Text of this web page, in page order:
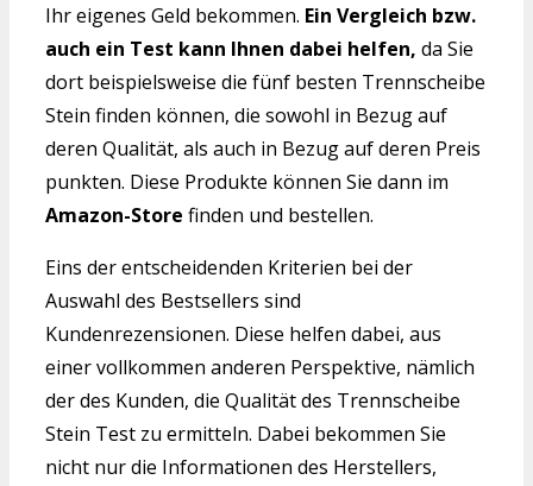
Ihr eigenes Geld bekommen. Ein Vergleich bzw.
auch ein Test kann Ihnen dabei helfen, da Sie
dort beispielsweise die fünf besten Trennscheibe
Stein finden können, die sowohl in Bezug auf
deren Qualität, als auch in Bezug auf deren Preis
punkten. Diese Produkte können Sie dann im
Amazon-Store finden und bestellen.
Eins der entscheidenden Kriterien bei der
Auswahl des Bestsellers sind
Kundenrezensionen. Diese helfen dabei, aus
einer vollkommen anderen Perspektive, nämlich
der des Kunden, die Qualität des Trennscheibe
Stein Test zu ermitteln. Dabei bekommen Sie
nicht nur die Informationen des Herstellers,